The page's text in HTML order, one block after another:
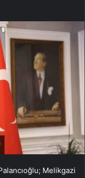
Melikgazi